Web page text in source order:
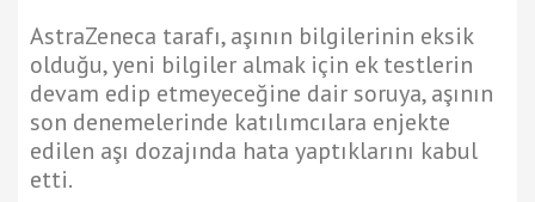
AstraZeneca tarafı, aşının bilgilerinin eksik
olduğu, yeni bilgiler almak için ek testlerin
devam edip etmeyeceğine dair soruya, aşının
son denemelerinde katılımcılara enjekte
edilen aşı dozajında hata yaptıklarını kabul
etti.